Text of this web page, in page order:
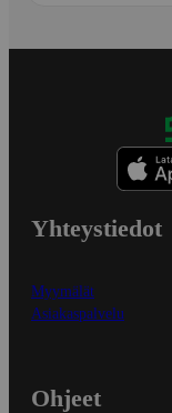
Yhteystiedot
Myymälät
Asiakaspalvelu
Ohjeet